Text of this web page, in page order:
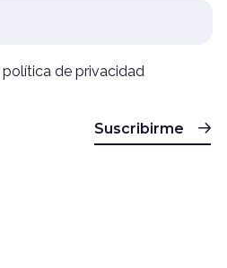
política de privacidad
Suscribirme